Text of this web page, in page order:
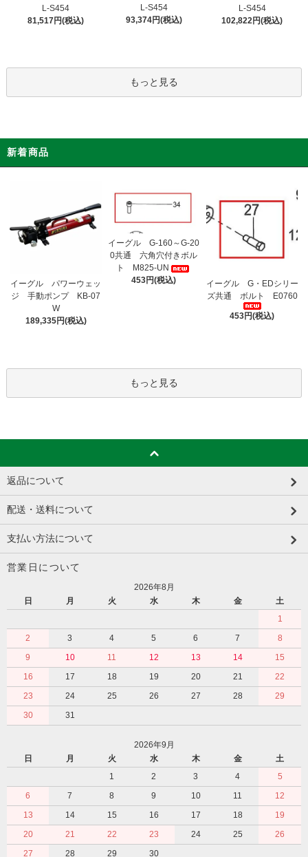
L-S454
81,517円(税込)
L-S454
93,374円(税込)
L-S454
102,822円(税込)
もっと見る
新着商品
イーグル パワーウェッ
ジ 手動ポンプ KB-07
W
189,335円(税込)
イーグル G-160～G-20
0共通 六角穴付きボル
ト M825-UN
453円(税込)
イーグル G・EDシリー
ズ共通 ボルト E0760
453円(税込)
もっと見る
返品について
配送・送料について
支払い方法について
営業日について
2026年8月
日
月 火 水 木 金
土
1
2
3 4 5 6 7
8
9
10 11 12 13 14
15
16
17 18 19 20 21
22
23
24 25 26 27 28
29
30
31
2026年9月
日
月 火 水 木 金
土
1
2 3 4
5
6
7 8 9 10 11
12
13
14 15 16 17 18
19
20
21 22 23 24 25
26
27
28 29 30